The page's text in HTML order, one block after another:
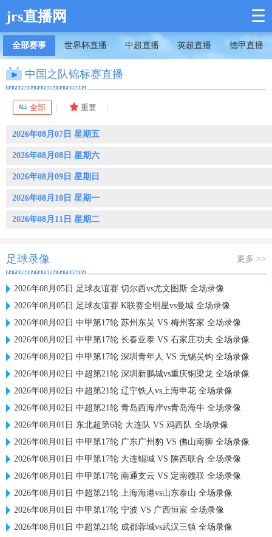
jrs直播网 ☰
全部赛事 世界杯直播 中超直播 英超直播 德甲直播
中国之队锦标赛直播
2026年08月07日 星期五
2026年08月08日 星期六
2026年08月09日 星期日
2026年08月10日 星期一
2026年08月11日 星期二
足球录像 更多 >>
2026年08月05日 足球友谊赛 切尔西vs尤文图斯 全场录像
2026年08月05日 足球友谊赛 K联赛全明星vs曼城 全场录像
2026年08月02日 中甲第17轮 苏州东吴 VS 梅州客家 全场录像
2026年08月02日 中甲第17轮 长春亚泰 VS 石家庄功夫 全场录像
2026年08月02日 中甲第17轮 深圳青年人 VS 无锡吴钩 全场录像
2026年08月02日 中超第21轮 深圳新鹏城vs重庆铜梁龙 全场录像
2026年08月02日 中超第21轮 辽宁铁人vs上海申花 全场录像
2026年08月02日 中超第21轮 青岛西海岸vs青岛海牛 全场录像
2026年08月01日 东北超第6轮 大连队 VS 鸡西队 全场录像
2026年08月01日 中甲第17轮 广东广州豹 VS 佛山南狮 全场录像
2026年08月01日 中甲第17轮 大连鲲城 VS 陕西联合 全场录像
2026年08月01日 中甲第17轮 南通支云 VS 定南赣联 全场录像
2026年08月01日 中超第21轮 上海海港vs山东泰山 全场录像
2026年08月01日 中甲第17轮 宁波 VS 广西恒宸 全场录像
2026年08月01日 中超第21轮 成都蓉城vs武汉三镇 全场录像